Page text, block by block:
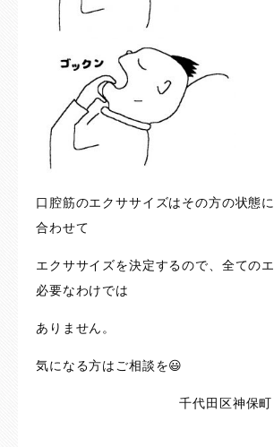
口腔筋のエクササイズはその方の状態
合わせて
エクササイズを決定するので、全ての
必要なわけでは
ありません。
気になる方はご相談を😃
千代田区神保